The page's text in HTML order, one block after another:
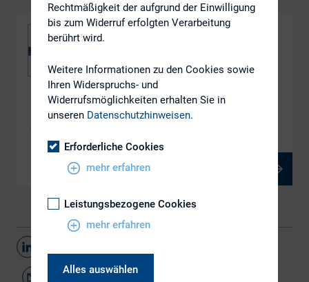
4-2_Berufsbild_IR_Bertram
Rechtmäßigkeit der aufgrund der Einwilligung
bis zum Widerruf erfolgten Verarbeitung
berührt wird.
Weitere Informationen zu den Cookies sowie
Ihren Widerspruchs- und
Widerrufsmöglichkeiten erhalten Sie in
unseren Datenschutzhinweisen.
Erforderliche Cookies
mehr erfahren
Leistungsbezogene Cookies
mehr erfahren
Alles auswählen